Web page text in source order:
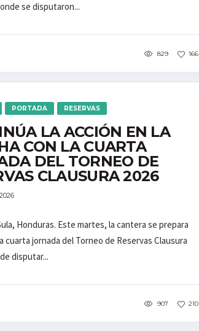
se disputaron...
829 166
PORTADA RESERVAS
LA ACCIÓN EN LA
CON LA CUARTA
DEL TORNEO DE
CLAUSURA 2026
Honduras. Este martes, la cantera se prepara
cuarta jornada del Torneo de Reservas Clausura
disputar...
907 210